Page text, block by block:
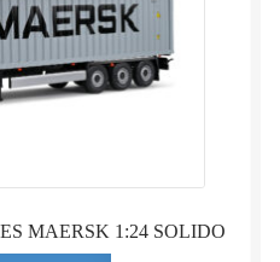
MAERSK 1:24 SOLIDO